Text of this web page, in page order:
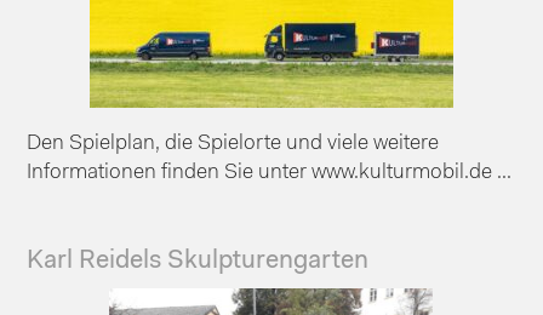
Den Spielplan, die Spielorte und viele weitere
Informationen finden Sie unter www.kulturmobil.de ...
Karl Reidels Skulpturengarten